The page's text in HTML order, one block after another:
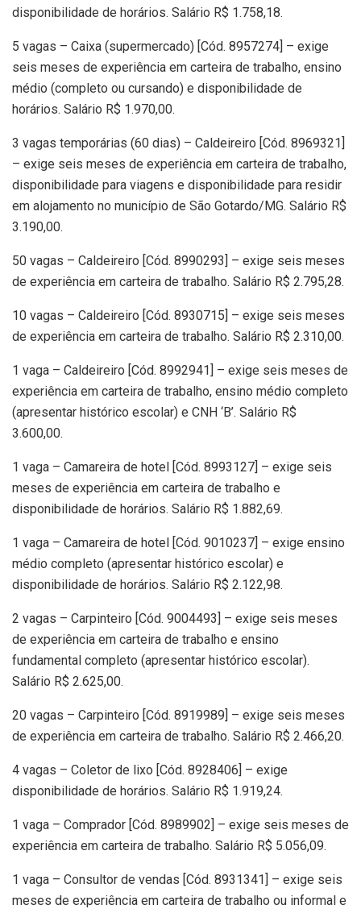
disponibilidade de horários. Salário R$ 1.758,18.
5 vagas – Caixa (supermercado) [Cód. 8957274] – exige
seis meses de experiência em carteira de trabalho, ensino
médio (completo ou cursando) e disponibilidade de
horários. Salário R$ 1.970,00.
3 vagas temporárias (60 dias) – Caldeireiro [Cód. 8969321]
– exige seis meses de experiência em carteira de trabalho,
disponibilidade para viagens e disponibilidade para residir
em alojamento no município de São Gotardo/MG. Salário R$
3.190,00.
50 vagas – Caldeireiro [Cód. 8990293] – exige seis meses
de experiência em carteira de trabalho. Salário R$ 2.795,28.
10 vagas – Caldeireiro [Cód. 8930715] – exige seis meses
de experiência em carteira de trabalho. Salário R$ 2.310,00.
1 vaga – Caldeireiro [Cód. 8992941] – exige seis meses de
experiência em carteira de trabalho, ensino médio completo
(apresentar histórico escolar) e CNH ‘B’. Salário R$
3.600,00.
1 vaga – Camareira de hotel [Cód. 8993127] – exige seis
meses de experiência em carteira de trabalho e
disponibilidade de horários. Salário R$ 1.882,69.
1 vaga – Camareira de hotel [Cód. 9010237] – exige ensino
médio completo (apresentar histórico escolar) e
disponibilidade de horários. Salário R$ 2.122,98.
2 vagas – Carpinteiro [Cód. 9004493] – exige seis meses
de experiência em carteira de trabalho e ensino
fundamental completo (apresentar histórico escolar).
Salário R$ 2.625,00.
20 vagas – Carpinteiro [Cód. 8919989] – exige seis meses
de experiência em carteira de trabalho. Salário R$ 2.466,20.
4 vagas – Coletor de lixo [Cód. 8928406] – exige
disponibilidade de horários. Salário R$ 1.919,24.
1 vaga – Comprador [Cód. 8989902] – exige seis meses de
experiência em carteira de trabalho. Salário R$ 5.056,09.
1 vaga – Consultor de vendas [Cód. 8931341] – exige seis
meses de experiência em carteira de trabalho ou informal e